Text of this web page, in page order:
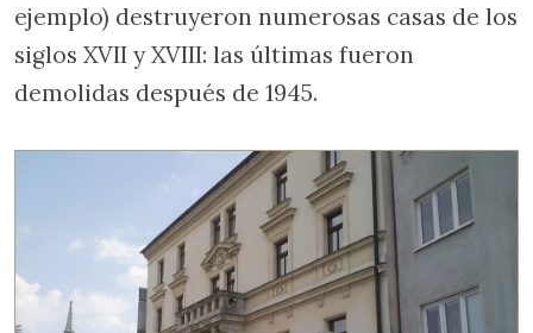
ejemplo) destruyeron numerosas casas de los
siglos XVII y XVIII: las últimas fueron
demolidas después de 1945.